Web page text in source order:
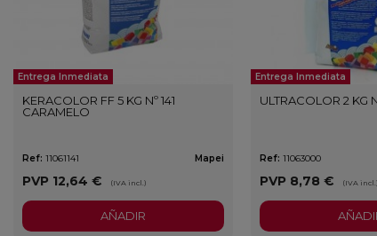
Entrega Inmediata
KERACOLOR FF 5 KG Nº 141
CARAMELO
Ref: 11061141 Mapei
PVP 12,64 € (IVA incl.)
AÑADIR
Entrega Inmediata
ULTRACOLOR 2 KG
Ref: 11063000
PVP 8,78 € (IVA incl.)